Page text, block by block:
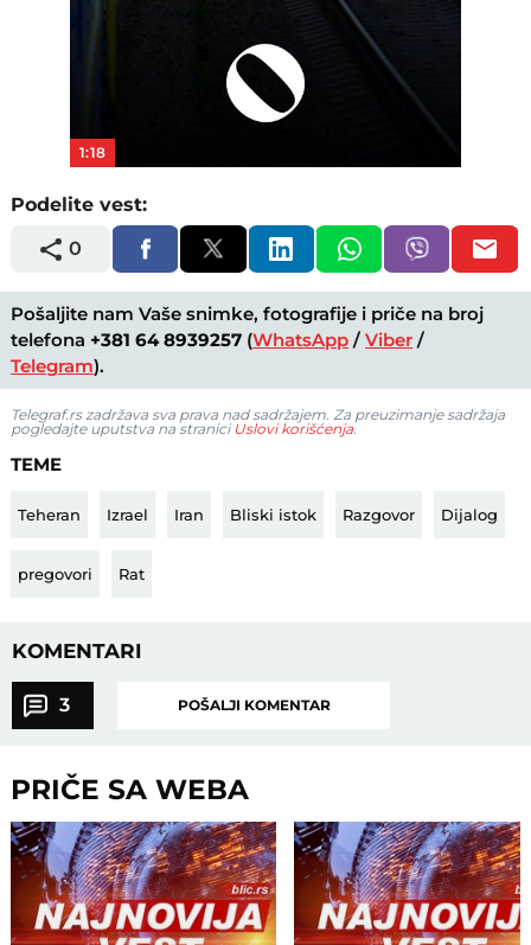
1:18
Podelite vest:
0
Pošaljite nam Vaše snimke, fotografije i priče na broj
telefona +381 64 8939257 (WhatsApp /Viber /
Telegram).
Telegraf.rs zadržava sva prava nad sadržajem. Za preuzimanje sadržaja
pogledajte uputstva na stranici Uslovi korišćenja.
TEME
Teheran Izrael Iran Bliski istok Razgovor Dijalog
pregovori Rat
KOMENTARI
3 POŠALJI KOMENTAR
PRIČE SA WEBA